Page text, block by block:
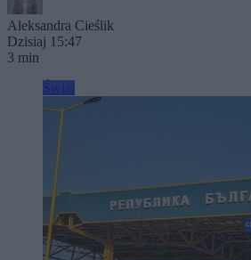
Aleksandra Cieślik
Dzisiaj 15:47
3 min